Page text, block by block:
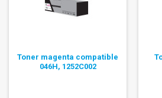
Toner magenta compatible
046H, 1252C002